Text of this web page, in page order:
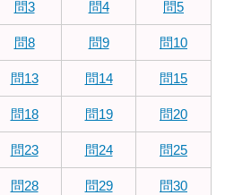
問3 問4 問5
問8 問9 問10
問13 問14 問15
問18 問19 問20
問23 問24 問25
問28 問29 問30